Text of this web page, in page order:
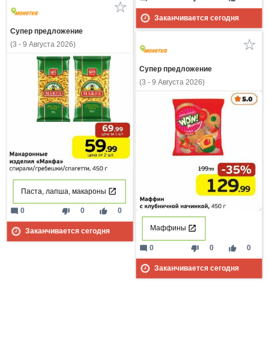
Заканчивается сегодня
Супер предложение
(3 - 9 Августа 2026)
Паста, лапша, макароны
thumb_down 0 thumb_up 0
mode_comment 0
Заканчивается сегодня
Супер предложение
(3 - 9 Августа 2026)
Маффины
thumb_down 0 thumb_up 0
mode_comment 0
Заканчивается сегодня